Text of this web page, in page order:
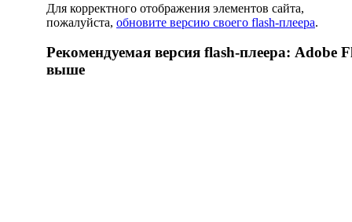
Для корректного отображения элементов сайта,
пожалуйста, обновите версию своего flash-плеера.
Рекомендуемая версия flash-плеера: Adobe
выше